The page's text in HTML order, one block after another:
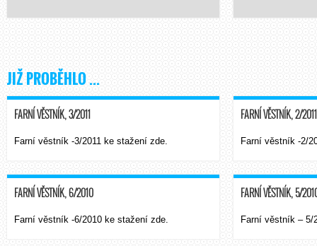
JIŽ PROBĚHLO ...
FARNÍ VĚSTNÍK, 3/2011
Farní věstník -3/2011 ke stažení zde.
FARNÍ VĚSTNÍK, 2/2011
Farní věstník -2/
FARNÍ VĚSTNÍK, 6/2010
Farní věstník -6/2010 ke stažení zde.
FARNÍ VĚSTNÍK, 5/
Farní věstník – 5/